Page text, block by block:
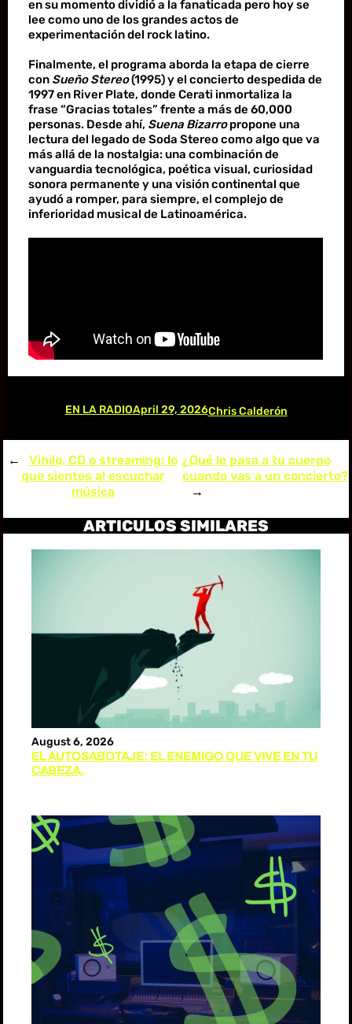
en su momento dividió a la fanaticada pero hoy se
lee como uno de los grandes actos de
experimentación del rock latino.
Finalmente, el programa aborda la etapa de cierre
con Sueño Stereo(1995) y el concierto despedida de
1997 en River Plate, donde Cerati inmortaliza la
frase “Gracias totales” frente a más de 60,000
personas. Desde ahí, Suena Bizarropropone una
lectura del legado de Soda Stereo como algo que va
más allá de la nostalgia: una combinación de
vanguardia tecnológica, poética visual, curiosidad
sonora permanente y una visión continental que
ayudó a romper, para siempre, el complejo de
inferioridad musical de Latinoamérica.
EN LA RADIOApril 29, 2026Chris Calderón
←
Vinilo, CD o streaming: lo
que sientes al escuchar
música
¿Qué le pasa a tu cuerpo
cuando vas a un concierto?
→
ARTICULOS SIMILARES
August 6, 2026
EL AUTOSABOTAJE: EL ENEMIGO QUE VIVE EN TU
CABEZA.